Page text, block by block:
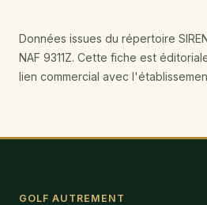
Données issues du répertoire
NAF 9311Z. Cette fiche est
lien commercial avec
GOLF AUTREMENT